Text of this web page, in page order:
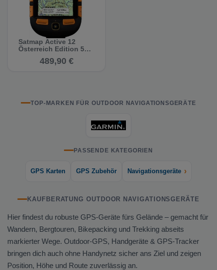
Satmap Active 12
Österreich Edition 50k
Navigationsgerät
489,90 €
TOP-MARKEN FÜR OUTDOOR NAVIGATIONSGERÄTE
PASSENDE KATEGORIEN
GPS Karten GPS Zubehör Navigationsgeräte ›
KAUFBERATUNG OUTDOOR NAVIGATIONSGERÄTE
Hier findest du robuste GPS-Geräte fürs Gelände – gemacht für
Wandern, Bergtouren, Bikepacking und Trekking abseits
markierter Wege. Outdoor-GPS, Handgeräte & GPS-Tracker
bringen dich auch ohne Handynetz sicher ans Ziel und zeigen
Position, Höhe und Route zuverlässig an.